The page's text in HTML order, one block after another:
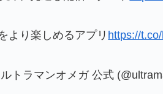
より楽しめるアプリ https://
トラマンオメガ 公式